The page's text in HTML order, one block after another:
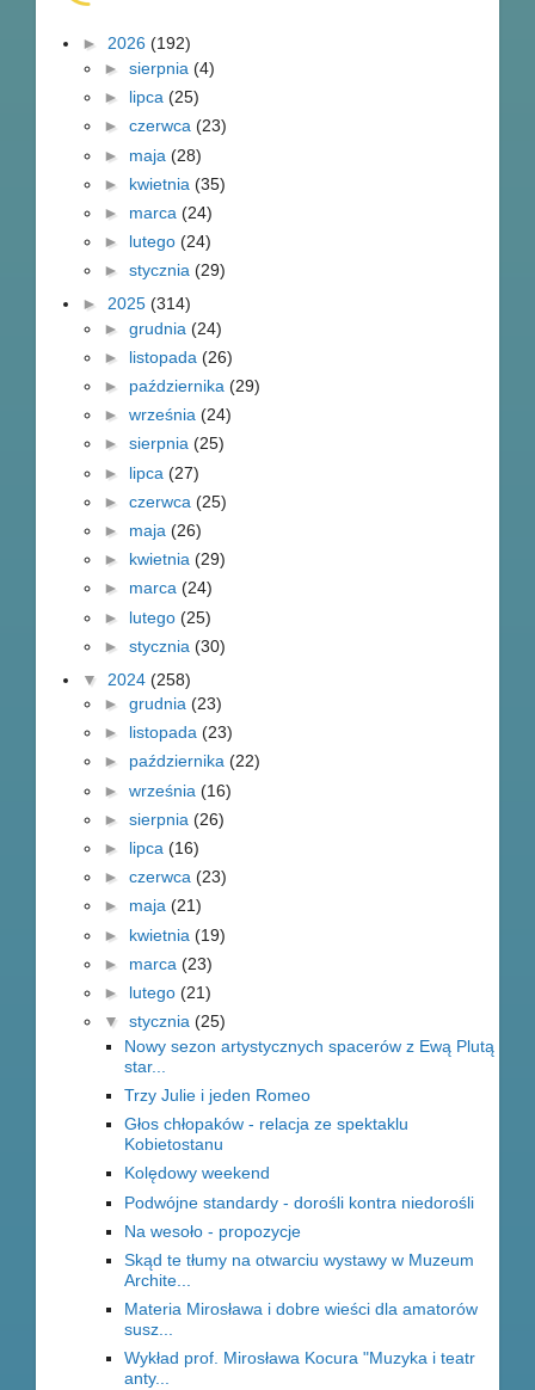
► 2026 (192)
► sierpnia (4)
► lipca (25)
► czerwca (23)
► maja (28)
► kwietnia (35)
► marca (24)
► lutego (24)
► stycznia (29)
► 2025 (314)
► grudnia (24)
► listopada (26)
► października (29)
► września (24)
► sierpnia (25)
► lipca (27)
► czerwca (25)
► maja (26)
► kwietnia (29)
► marca (24)
► lutego (25)
► stycznia (30)
▼ 2024 (258)
► grudnia (23)
► listopada (23)
► października (22)
► września (16)
► sierpnia (26)
► lipca (16)
► czerwca (23)
► maja (21)
► kwietnia (19)
► marca (23)
► lutego (21)
▼ stycznia (25)
Nowy sezon artystycznych spacerów z Ewą Plutą
star...
Trzy Julie i jeden Romeo
Głos chłopaków - relacja ze spektaklu
Kobietostanu
Kolędowy weekend
Podwójne standardy - dorośli kontra niedorośli
Na wesoło - propozycje
Skąd te tłumy na otwarciu wystawy w Muzeum
Archite...
Materia Mirosława i dobre wieści dla amatorów
susz...
Wykład prof. Mirosława Kocura "Muzyka i teatr
anty...